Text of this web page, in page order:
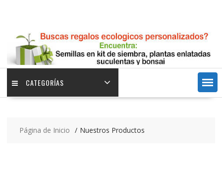
CATEGORÍAS
Página de Inicio Nuestros Productos